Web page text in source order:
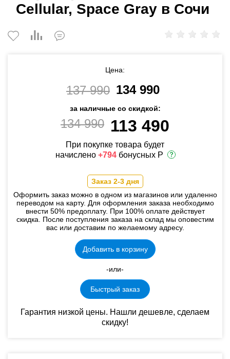
Cellular, Space Gray в Сочи
Цена:
137 990 134 990
за наличные со скидкой:
134 990 113 490
При покупке товара будет
начислено +794 бонусных Р
Заказ 2-3 дня
Оформить заказ можно в одном из магазинов или удаленно
переводом на карту. Для оформления заказа необходимо
внести 50% предоплату. При 100% оплате действует
скидка. После поступления заказа на склад мы оповестим
вас или доставим по желаемому адресу.
Добавить в корзину
-или-
Быстрый заказ
Гарантия низкой цены. Нашли дешевле, сделаем
скидку!